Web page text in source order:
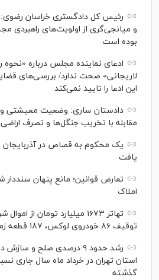
رئیس کل دادگستری خراسان رضوی:
و میانجی‌گری از اولویت‌های راهبردی
بوده است
ادعای نماینده مجلس درباره
لاریجانی» صحت ندارد/ بررسی‌های
این ادعا را تایید نمی‌کند
دادستان ساری: وضعیت معیشتی و
مقابله با تخریب جنگل‌ها و تصرف اراضی
یک محکوم به قصاص در آذربایجان‌
یافت
تعارض قوانین؛ مانع پنهان
املاک
تهاتر ۱۶۷۳ میلیارد تومان از
توقیف ۸۶ خودروی لوکس، ۱۸۷ قطعه زمین و ۸۶ واحد آپارتمان
رشد حدود ۹ درصدی صلح و
استان تهران در خرداد ماه سال جاری
گذشته